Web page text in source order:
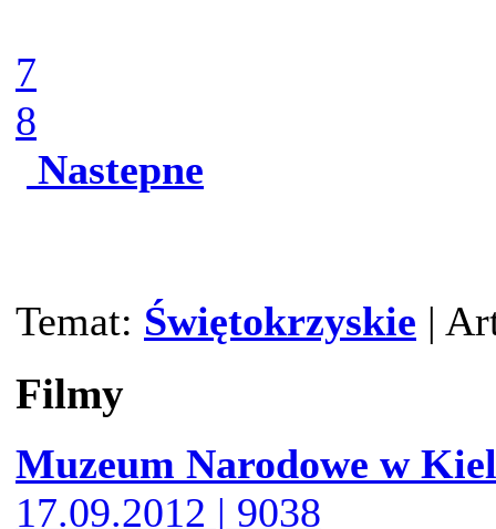
7
8
Nastepne
Temat: Świętokrzyskie |
Filmy
Muzeum Narodowe w
17.09.2012 | 9038